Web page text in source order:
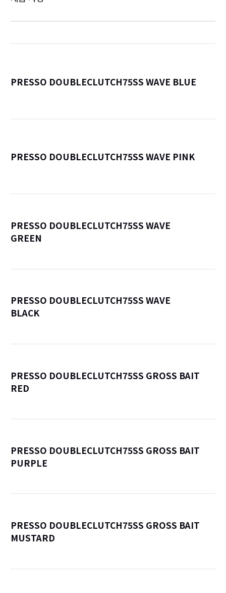
PRESSO DOUBLECLUTCH75SS WAVE BLUE
PRESSO DOUBLECLUTCH75SS WAVE PINK
PRESSO DOUBLECLUTCH75SS WAVE
GREEN
PRESSO DOUBLECLUTCH75SS WAVE
BLACK
PRESSO DOUBLECLUTCH75SS GROSS BAIT
RED
PRESSO DOUBLECLUTCH75SS GROSS BAIT
PURPLE
PRESSO DOUBLECLUTCH75SS GROSS BAIT
MUSTARD